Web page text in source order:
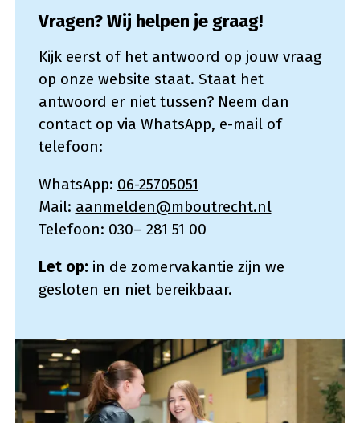
Vragen? Wij helpen je graag!
Kijk eerst of het antwoord op jouw vraag
op onze website staat. Staat het
antwoord er niet tussen? Neem dan
contact op via WhatsApp, e-mail of
telefoon:
WhatsApp: 06-25705051
Mail: aanmelden@mboutrecht.nl
Telefoon: 030– 281 51 00
Let op: in de zomervakantie zijn we
gesloten en niet bereikbaar.